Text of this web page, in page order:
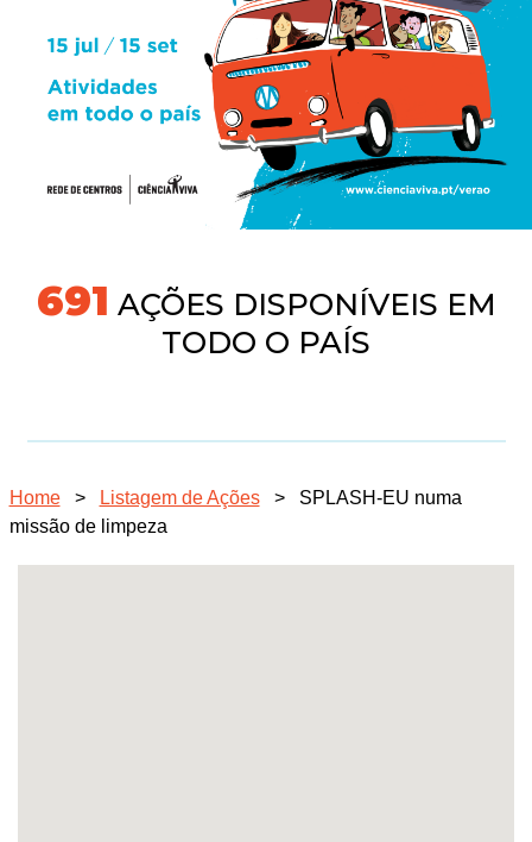
718 AÇÕES DISPONÍVEIS EM
TODO O PAÍS
Home > Listagem de Ações >
SPLASH-EU numa
missão de limpeza